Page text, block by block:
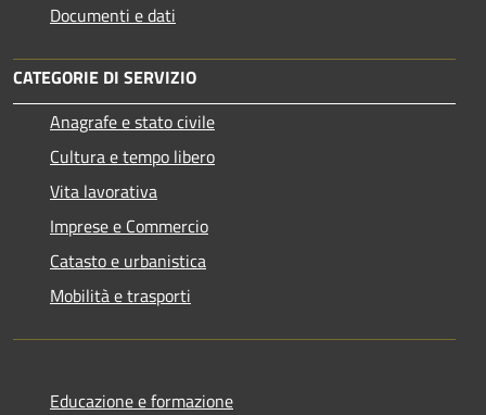
Documenti e dati
CATEGORIE DI SERVIZIO
Anagrafe e stato civile
Cultura e tempo libero
Vita lavorativa
Imprese e Commercio
Catasto e urbanistica
Mobilità e trasporti
Educazione e formazione